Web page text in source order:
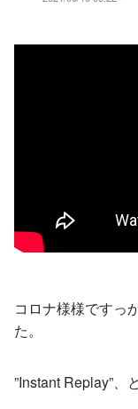
コロナ様様ですっ
た。
”Instant Replay”、